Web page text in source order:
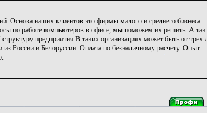
Основа наших клиентов это фирмы малого и среднего бизнеса.
по работе компьютеров в офисе, мы поможем их решить. А так
предприятия.В таких организациях может быть от трех
из России и Белоруссии. Оплата по безналичному расчету. Опыт